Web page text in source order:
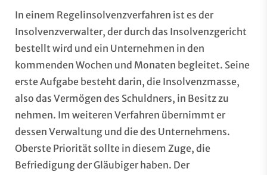
In einem Regelinsolvenzverfahren ist es der
Insolvenzverwalter, der durch das Insolvenzgericht
bestellt wird und ein Unternehmen in den
kommenden Wochen und Monaten begleitet. Seine
erste Aufgabe besteht darin, die Insolvenzmasse,
also das Vermögen des Schuldners, in Besitz zu
nehmen. Im weiteren Verfahren übernimmt er
dessen Verwaltung und die des Unternehmens.
Oberste Priorität sollte in diesem Zuge, die
Befriedigung der Gläubiger haben. Der